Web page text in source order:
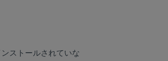
ストールされていな